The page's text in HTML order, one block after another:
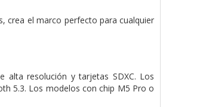
crea el marco perfecto para cualquier
alta resolución y tarjetas SDXC. Los
5.3. Los modelos con chip M5 Pro o